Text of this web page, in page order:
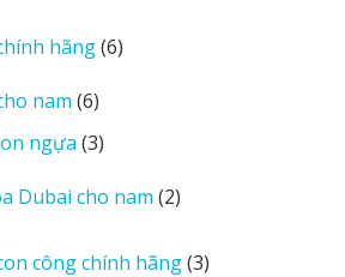
phẩm
hãng 66
nam 66
sản
phẩm
ngựa 33
phẩm
Dubai cho nam 22
phẩm
công chính hãng 33